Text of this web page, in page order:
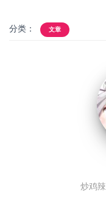
分类： 文章
炒鸡